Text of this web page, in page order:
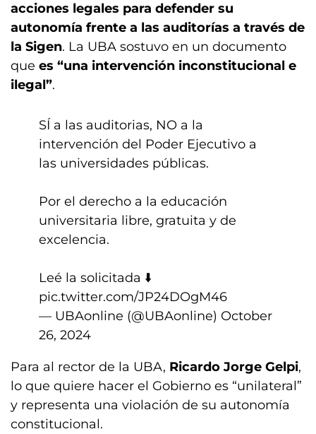
acciones legales para defender su
autonomía frente a las auditorías a través de
la Sigen. La UBA sostuvo en un documento
que es “una intervención inconstitucional e
ilegal”.
SÍ a las auditorias, NO a la
intervención del Poder Ejecutivo a
las universidades públicas.
Por el derecho a la educación
universitaria libre, gratuita y de
excelencia.
Leé la solicitada ⬇️
pic.twitter.com/JP24DOgM46
— UBAonline (@UBAonline) October
26, 2024
Para al rector de la UBA, Ricardo Jorge Gelpi,
lo que quiere hacer el Gobierno es “unilateral”
y representa una violación de su autonomía
constitucional.